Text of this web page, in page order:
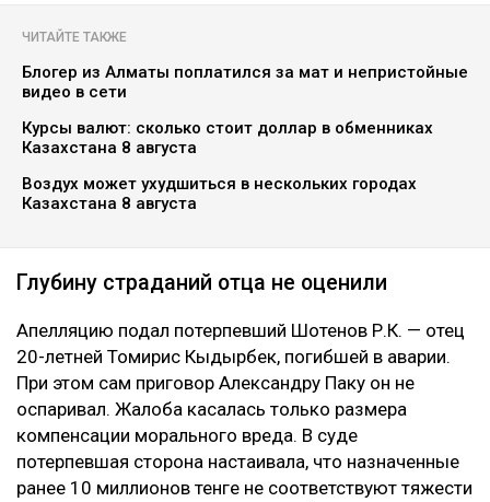
ЧИТАЙТЕ ТАКЖЕ
Блогер из Алматы поплатился за мат и непристойные
видео в сети
Курсы валют: сколько стоит доллар в обменниках
Казахстана 8 августа
Воздух может ухудшиться в нескольких городах
Казахстана 8 августа
Глубину страданий отца не оценили
Апелляцию подал потерпевший Шотенов Р.К. — отец
20-летней Томирис Кыдырбек, погибшей в аварии.
При этом сам приговор Александру Паку он не
оспаривал. Жалоба касалась только размера
компенсации морального вреда. В суде
потерпевшая сторона настаивала, что назначенные
ранее 10 миллионов тенге не соответствуют тяжести